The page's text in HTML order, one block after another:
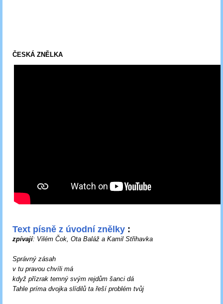
ČESKÁ ZNĚLKA
Text písně z úvodní znělky :
zpívají: Vilém Čok, Ota Baláž a Kamil Střihavka
Správný zásah
v tu pravou chvíli má
když přízrak temný svým rejdům šanci dá
Tahle príma dvojka slídilů ta řeší problém tvůj